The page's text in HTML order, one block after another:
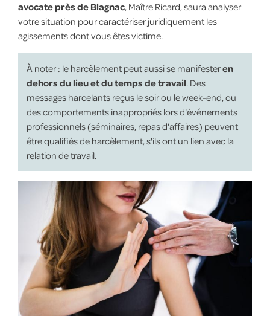
avocate près de Blagnac, Maître Ricard, saura analyser
votre situation pour caractériser juridiquement les
agissements dont vous êtes victime.
À noter : le harcèlement peut aussi se manifesteren
dehors du lieu et du temps de travail. Des
messages harcelants reçus le soir ou le week-end, ou
des comportements inappropriés lors d'événements
professionnels (séminaires, repas d'affaires) peuvent
être qualifiés de harcèlement, s'ils ont un lien avec la
relation de travail.